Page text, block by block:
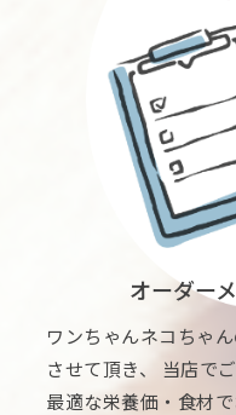
オーダー
ワンちゃんネコちゃ
させて頂き、 当店で
最適な栄養価・食材